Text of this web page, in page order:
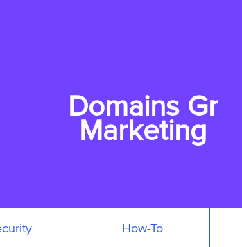
Domains Gr
Marketing
How-To